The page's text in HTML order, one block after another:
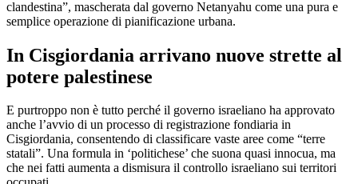
clandestina”, mascherata dal governo Netanyahu come una pura e
semplice operazione di pianificazione urbana.
In Cisgiordania arrivano nuove strette al
potere palestinese
E purtroppo non è tutto perché il governo israeliano ha approvato
anche l’avvio di un processo di registrazione fondiaria in
Cisgiordania, consentendo di classificare vaste aree come “terre
statali”. Una formula in ‘politichese’ che suona quasi innocua, ma
che nei fatti aumenta a dismisura il controllo israeliano sui territori